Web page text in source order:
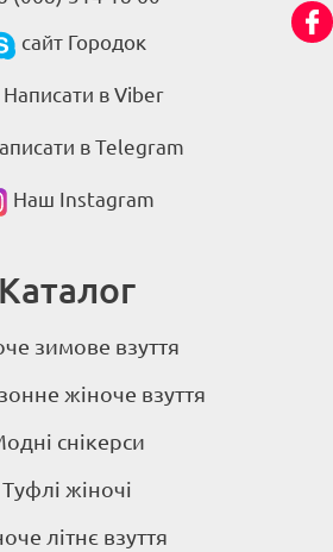
сайт Городок
Написати в Viber
в Telegram
Наш Instagram
Каталог
зимове взуття
жіноче взуття
снікерси
Туфлі жіночі
літнє взуття